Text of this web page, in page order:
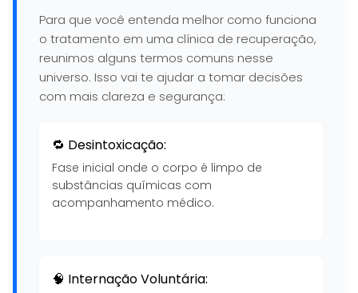
Para que você entenda melhor como funciona
o tratamento em uma clínica de recuperação,
reunimos alguns termos comuns nesse
universo. Isso vai te ajudar a tomar decisões
com mais clareza e segurança:
🔁 Desintoxicação:
Fase inicial onde o corpo é limpo de
substâncias químicas com
acompanhamento médico.
🧠 Internação Voluntária: